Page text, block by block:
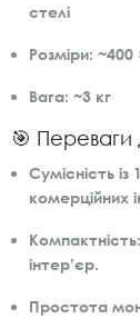
стелі
Розміри: ~400
Вага: ~3 кг
🎯 Переваги
Сумісність
комерційних
Компактність:
інтер’єр.
Простота